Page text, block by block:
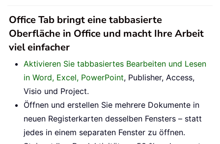
Office Tab bringt eine tabbasierte
Oberfläche in Office und macht Ihre Arbeit
viel einfacher
Aktivieren Sie tabbasiertes Bearbeiten und Lesen
in Word, Excel, PowerPoint, Publisher, Access,
Visio und Project.
Öffnen und erstellen Sie mehrere Dokumente in
neuen Registerkarten desselben Fensters – statt
jedes in einem separaten Fenster zu öffnen.